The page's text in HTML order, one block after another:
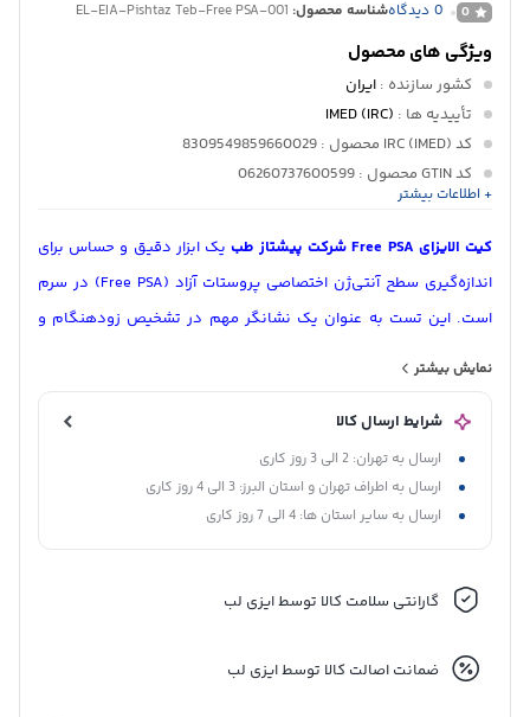
0
0 دیدگاهشناسه محصول: EL-EIA-Pishtaz Teb-Free PSA-001
ویژگی های محصول
کشور سازنده : ایران
تأییدیه ها :
IMED (IRC)
کد IRC (IMED) محصول
: 8309549859660029
کد GTIN محصول
: 06260737600599
کاربرد:آزمایشگاه تشخیص طبی
ایمنی شناسی
+ اطلاعات بیشتر
کیت الایزای Free PSA شرکت پیشتاز طب
یک ابزار دقیق و حساس برای
اندازه‌گیری سطح آنتی‌ژن اختصاصی پروستات آزاد (Free PSA) در سرم
است. این تست به عنوان یک نشانگر مهم در تشخیص زودهنگام و
به ویژه برای مردانی که سطح PSA کل آن‌ها در محدوده خاکستری قرار
دارد، اهمیت دارد. این کیت با رعایت استانداردهای بین‌المللی و
بهره‌گیری از فناوری پیشرفته، امکان ارائه نتایج قابل اعتماد و دقیق را
محصول را با کیفیت بالا و کاربری آسان برای استفاده در آزمایشگاه‌های
نمایش بیشتر
شرایط ارسال کالا
ارسال به تهران: 2 الی 3 روز کاری
ارسال به اطراف تهران و استان البرز: 3 الی 4 روز کاری
ارسال به سایر استان ها: 4 الی 7 روز کاری
گارانتی سلامت کالا توسط ایزی لب
ضمانت اصالت کالا توسط ایزی لب